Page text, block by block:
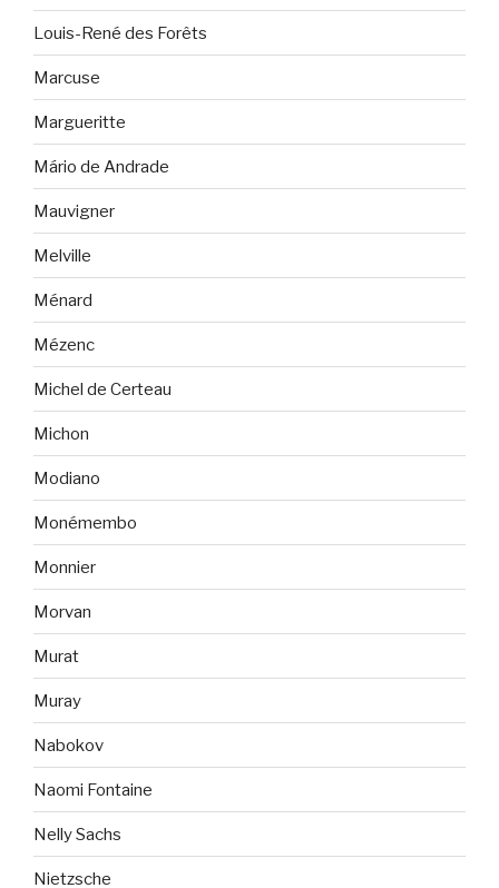
Louis-René des Forêts
Marcuse
Margueritte
Mário de Andrade
Mauvigner
Melville
Ménard
Mézenc
Michel de Certeau
Michon
Modiano
Monémembo
Monnier
Morvan
Murat
Muray
Nabokov
Naomi Fontaine
Nelly Sachs
Nietzsche